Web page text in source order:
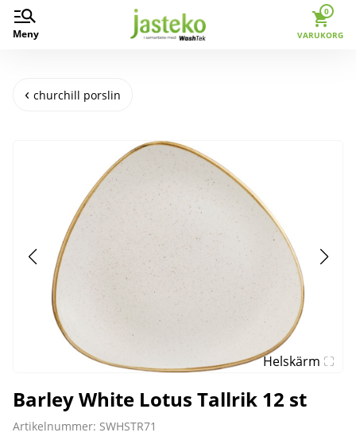
Meny
0
VARUKORG
churchill porslin
Helskärm
Barley White Lotus Tallrik 12 st
Artikelnummer: SWHSTR71